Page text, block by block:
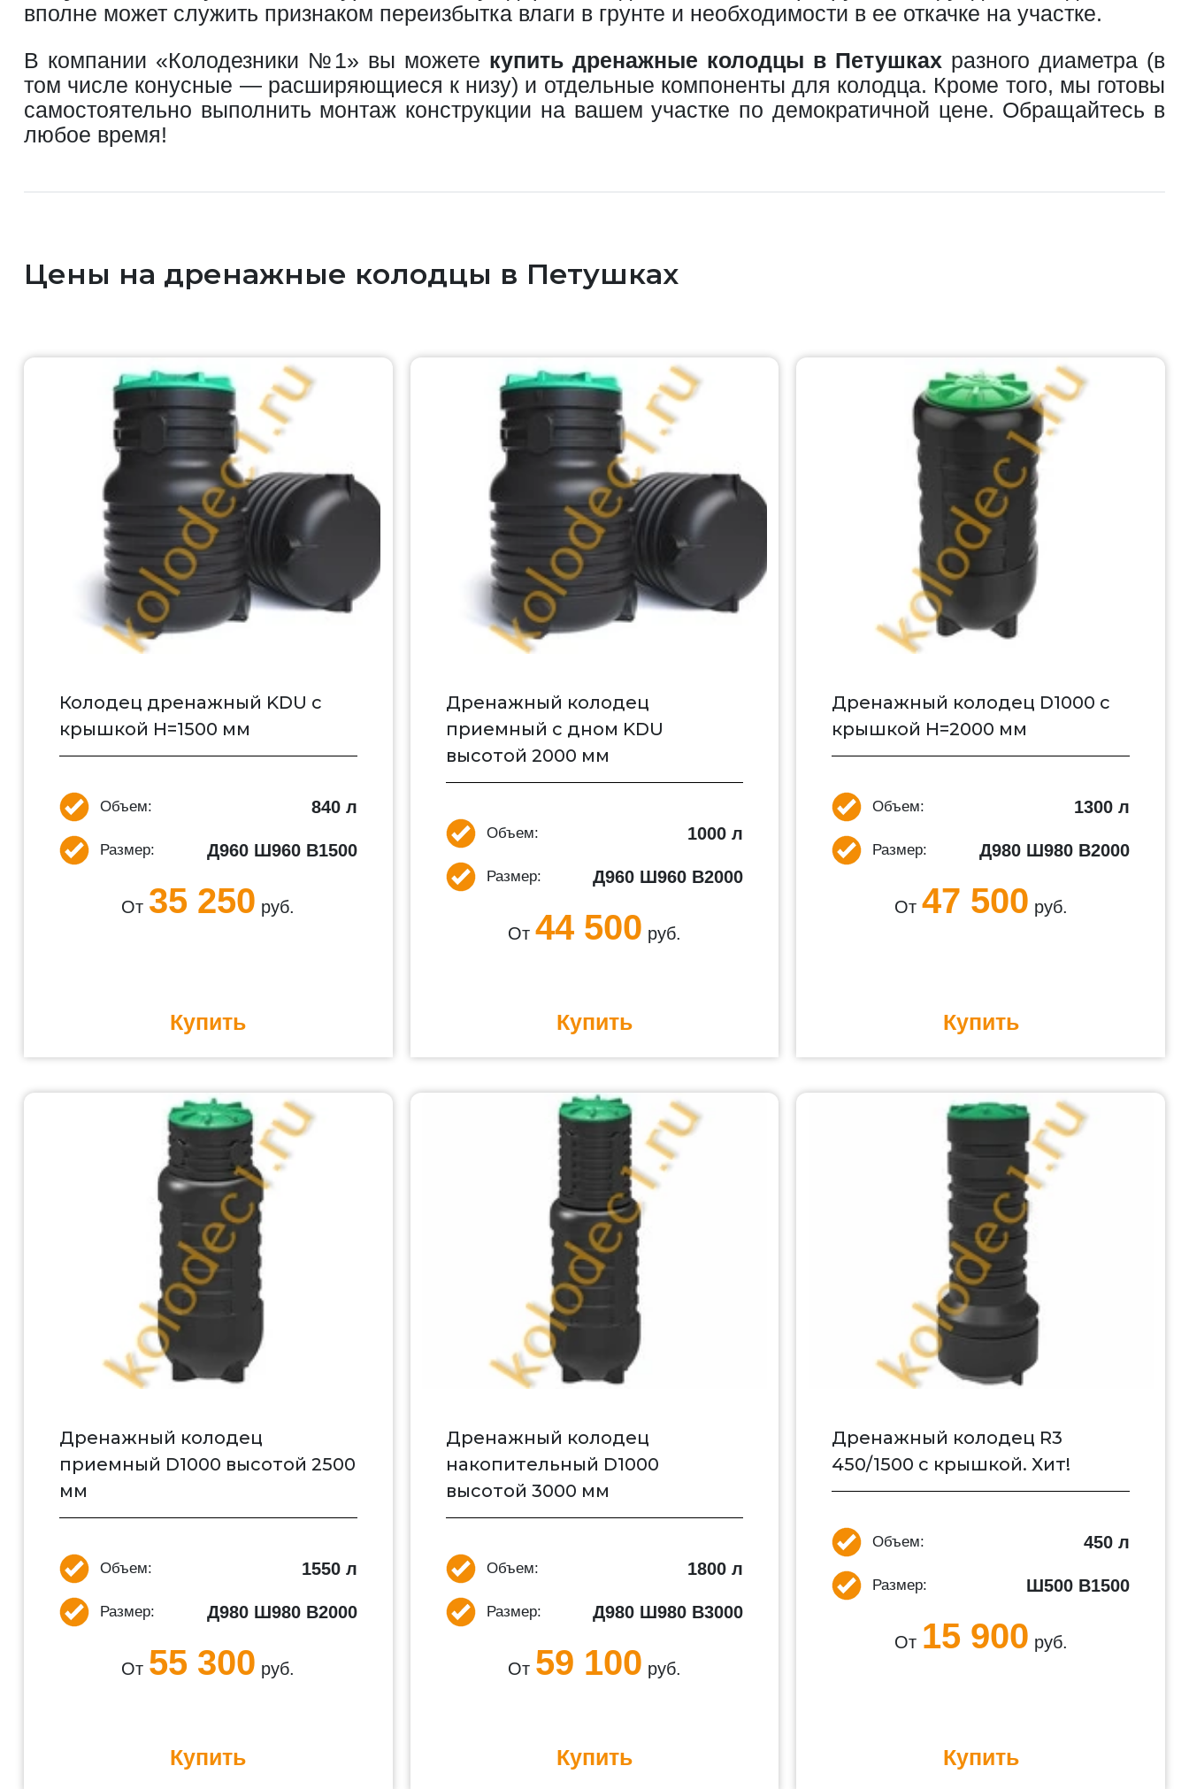
вполне может служить признаком переизбытка влаги в грунте и необходимости в ее откачке на участке.
В компании «Колодезники №1» вы можете купить дренажные колодцы в Петушках разного диаметра (в
том числе конусные — расширяющиеся к низу) и отдельные компоненты для колодца. Кроме того, мы готовы
самостоятельно выполнить монтаж конструкции на вашем участке по демократичной цене. Обращайтесь в
любое время!
Цены на дренажные колодцы в Петушках
Колодец дренажный KDU с
крышкой H=1500 мм
Объем: 840 л
Размер: Д960 Ш960 В1500
От 35 250 руб.
Купить
Дренажный колодец
приемный c дном KDU
высотой 2000 мм
Объем: 1000 л
Размер: Д960 Ш960 В2000
От 44 500 руб.
Купить
Дренажный колодец D1000 с
крышкой H=2000 мм
Объем: 1300 л
Размер: Д980 Ш980 В2000
От 47 500 руб.
Купить
Дренажный колодец
приемный D1000 высотой 2500
мм
Объем: 1550 л
Размер: Д980 Ш980 В2000
От 55 300 руб.
Купить
Дренажный колодец
накопительный D1000
высотой 3000 мм
Объем: 1800 л
Размер: Д980 Ш980 В3000
От 59 100 руб.
Купить
Дренажный колодец R3
450/1500 с крышкой. Хит!
Объем: 450 л
Размер: Ш500 В1500
От 15 900 руб.
Купить